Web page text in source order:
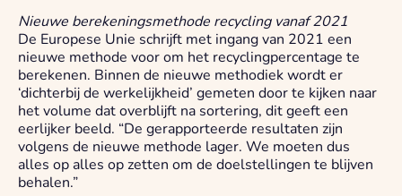
Nieuwe berekeningsmethode recycling vanaf 2021
De Europese Unie schrijft met ingang van 2021 een
nieuwe methode voor om het recyclingpercentage te
berekenen. Binnen de nieuwe methodiek wordt er
‘dichterbij de werkelijkheid’ gemeten door te kijken naar
het volume dat overblijft na sortering, dit geeft een
eerlijker beeld. “De gerapporteerde resultaten zijn
volgens de nieuwe methode lager. We moeten dus
alles op alles op zetten om de doelstellingen te blijven
behalen.”